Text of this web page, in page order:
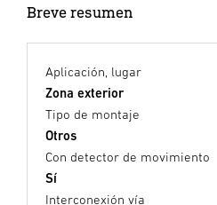
Breve resumen
Aplicación, lugar
Zona exterior
Tipo de montaje
Otros
Con detector de movimiento
Sí
Interconexión vía